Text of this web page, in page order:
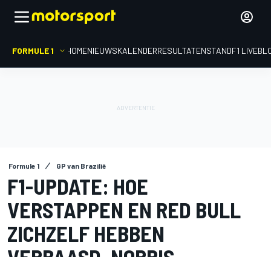
FORMULE 1 HOMENIEUWSKALENDERRESULTATENSTANDF1
Formule 1 GP van Brazilië
F1-UPDATE: HOE
VERSTAPPEN EN RED BULL
ZICHZELF HEBBEN